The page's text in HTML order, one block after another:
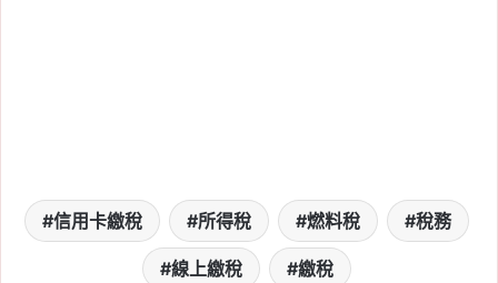
Tag: 2026 報稅季, 健保卡報稅, 報稅
,
報稅季懶人包, 報稅懶人包 報稅教學
報稅查詢碼, 忘記報稅怎麼辦
信用卡繳稅 所得稅 燃料稅 稅務
線上繳稅 繳稅